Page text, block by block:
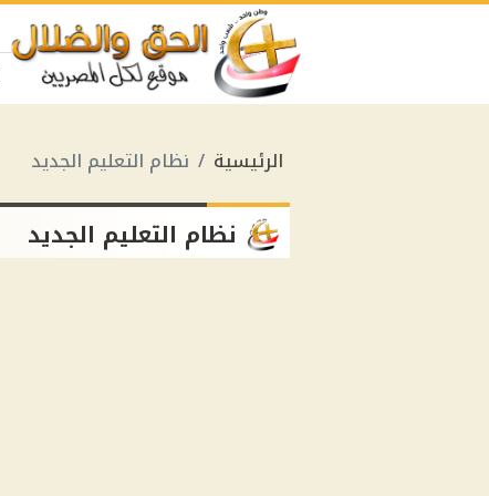
الرئيسية نظام التعليم الجديد
نظام التعليم الجديد